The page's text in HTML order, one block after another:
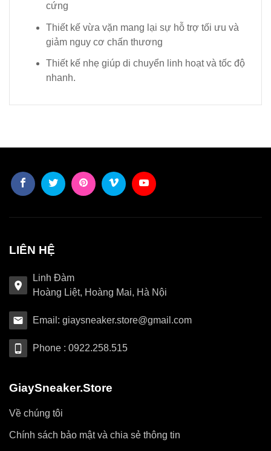
cứng
Thiết kế vừa vặn mang lại sự hỗ trợ tối ưu và
giảm nguy cơ chấn thương
Thiết kế nhẹ giúp di chuyển linh hoạt và tốc độ
nhanh.
LIÊN HỆ
Linh Đàm
Hoàng Liệt, Hoàng Mai, Hà Nội
Email: giaysneaker.store@gmail.com
Phone : 0922.258.515
GiaySneaker.Store
Về chúng tôi
Chính sách bảo mật và chia sẻ thông tin